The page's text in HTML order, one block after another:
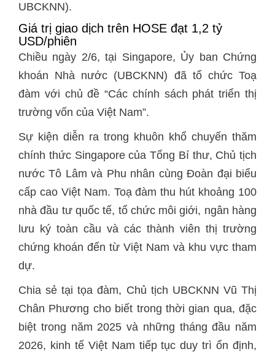
UBCKNN).
Giá trị giao dịch trên HOSE đạt 1,2 tỷ
USD/phiên
Chiều ngày 2/6, tại Singapore, Ủy ban Chứng
khoán Nhà nước (UBCKNN) đã tổ chức Toạ
đàm với chủ đề “Các chính sách phát triển thị
trường vốn của Việt Nam”.
Sự kiện diễn ra trong khuôn khổ chuyến thăm
chính thức Singapore của Tổng Bí thư, Chủ tịch
nước Tô Lâm và Phu nhân cùng Đoàn đại biểu
cấp cao Việt Nam. Toạ đàm thu hút khoảng 100
nhà đầu tư quốc tế, tổ chức môi giới, ngân hàng
lưu ký toàn cầu và các thành viên thị trường
chứng khoán đến từ Việt Nam và khu vực tham
dự.
Chia sẻ tại tọa đàm, Chủ tịch UBCKNN Vũ Thị
Chân Phương cho biết trong thời gian qua, đặc
biệt trong năm 2025 và những tháng đầu năm
2026, kinh tế Việt Nam tiếp tục duy trì ổn định,